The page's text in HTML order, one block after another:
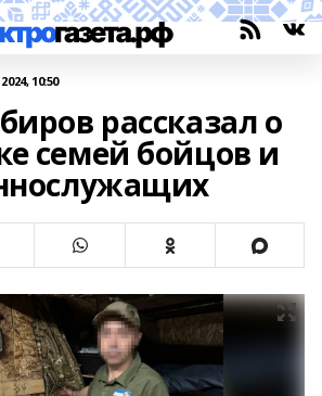
10:50
рассказал о
семей бойцов и